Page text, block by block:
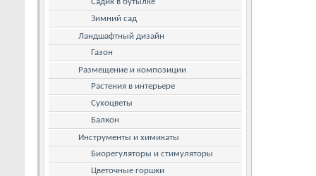
Зимний сад
Ландшафтный дизайн
Газон
Размещение и композиции
Растения в интерьере
Сухоцветы
Балкон
Инструменты и химикаты
Биорегуляторы и стимуляторы
Цветочные горшки